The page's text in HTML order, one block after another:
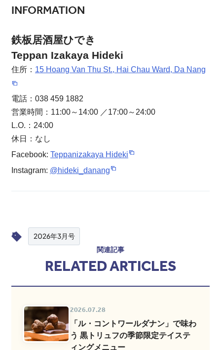
INFORMATION
鉄板居酒屋ひでき
Teppan Izakaya Hideki
住所： 15 Hoang Van Thu St., Hai Chau Ward, Da Nang
電話：038 459 1882
営業時間：11:00～14:00 ／17:00～24:00
L.O.：24:00
休日：なし
Facebook: Teppanizakaya Hideki
Instagram: @hideki_danang
2026年3月号
関連記事
RELATED ARTICLES
2026.07.28
「ル・コントワールダナン」で味わ
う 黒トリュフの季節限定テイステ
ィングメニュー